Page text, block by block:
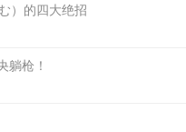
）的四大绝招
躺枪！